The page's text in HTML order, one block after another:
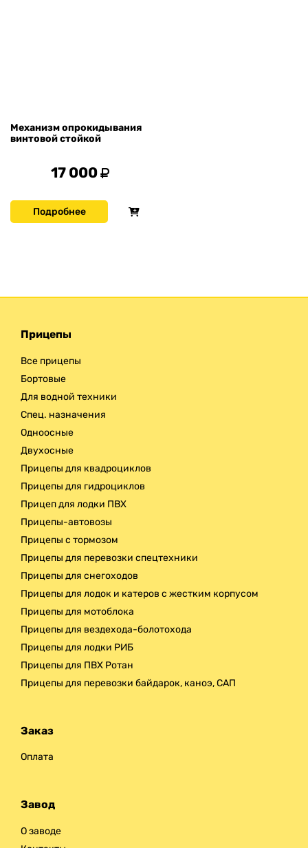
Механизм опрокидывания
винтовой стойкой
17 000
Подробнее
Прицепы
Все прицепы
Бортовые
Для водной техники
Спец. назначения
Одноосные
Двухосные
Прицепы для квадроциклов
Прицепы для гидроциклов
Прицеп для лодки ПВХ
Прицепы-автовозы
Прицепы с тормозом
Прицепы для перевозки спецтехники
Прицепы для снегоходов
Прицепы для лодок и катеров с жестким корпусом
Прицепы для мотоблока
Прицепы для вездехода-болотохода
Прицепы для лодки РИБ
Прицепы для ПВХ Ротан
Прицепы для перевозки байдарок, каноэ, САП
Заказ
Оплата
Завод
О заводе